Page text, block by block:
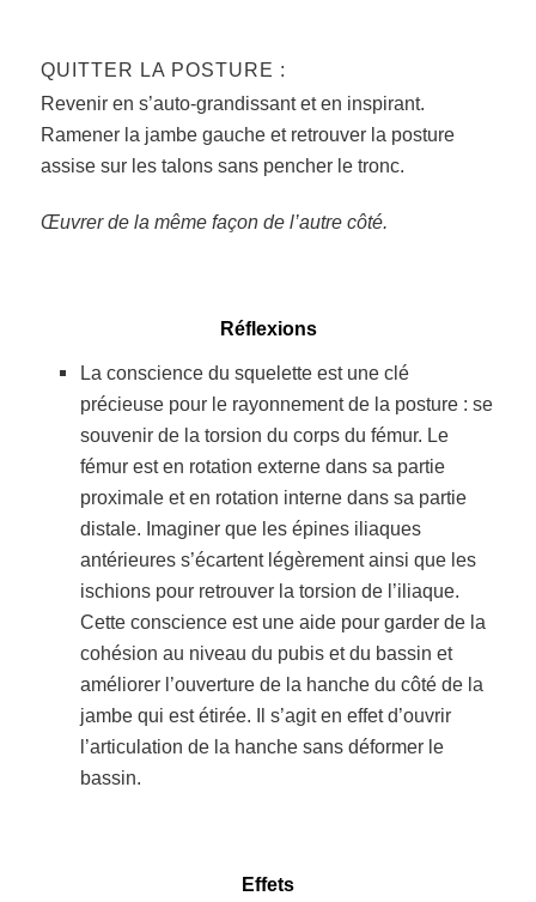
QUITTER LA POSTURE :
Revenir en s’auto-grandissant et en inspirant.
Ramener la jambe gauche et retrouver la posture
assise sur les talons sans pencher le tronc.
Œuvrer de la même façon de l’autre côté.
Réflexions
La conscience du squelette est une clé
précieuse pour le rayonnement de la posture : se
souvenir de la torsion du corps du fémur. Le
fémur est en rotation externe dans sa partie
proximale et en rotation interne dans sa partie
distale. Imaginer que les épines iliaques
antérieures s’écartent légèrement ainsi que les
ischions pour retrouver la torsion de l’iliaque.
Cette conscience est une aide pour garder de la
cohésion au niveau du pubis et du bassin et
améliorer l’ouverture de la hanche du côté de la
jambe qui est étirée. Il s’agit en effet d’ouvrir
l’articulation de la hanche sans déformer le
bassin.
Effets